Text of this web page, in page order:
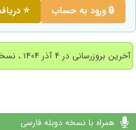
🔒 ورود به حساب ⭐
آخرین بروزرسانی در ۴ آذر ۱۴۰۴ ، نسخه دوبله پارسی اضافه شد.
همراه با نسخه دوبله فارسی